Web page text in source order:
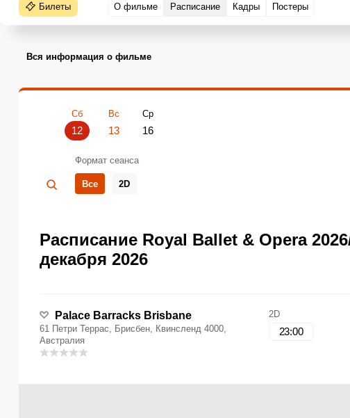
Билеты О фильме Расписание Кадры Постеры
Вся информация о фильме
Сб
12
Вс
13
Ср
16
Формат сеанса
Все 2D
Расписание Royal Ballet & Opera
декабря 2026
Palace Barracks Brisbane
61 Петри Террас, Брисбен, Квинсленд 4000,
Австралия
2D
23:00